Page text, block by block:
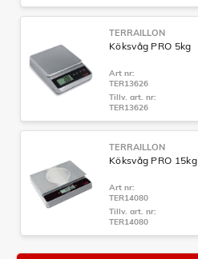
TERRAILLON
Köksvåg PRO 5kg
Art nr:
TER13626
Tillv. art. nr:
TER13626
TERRAILLON
Köksvåg PRO 15kg
Art nr:
TER14080
Tillv. art. nr:
TER14080